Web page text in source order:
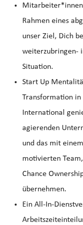
Mitarbeiter*innen
Rahmen eines
unser Ziel, Dich
weiterzubringen-
Situation.
Start Up
Transformation
International
agierenden
und das mit
motivierten
Chance
übernehmen.
Ein All-In-